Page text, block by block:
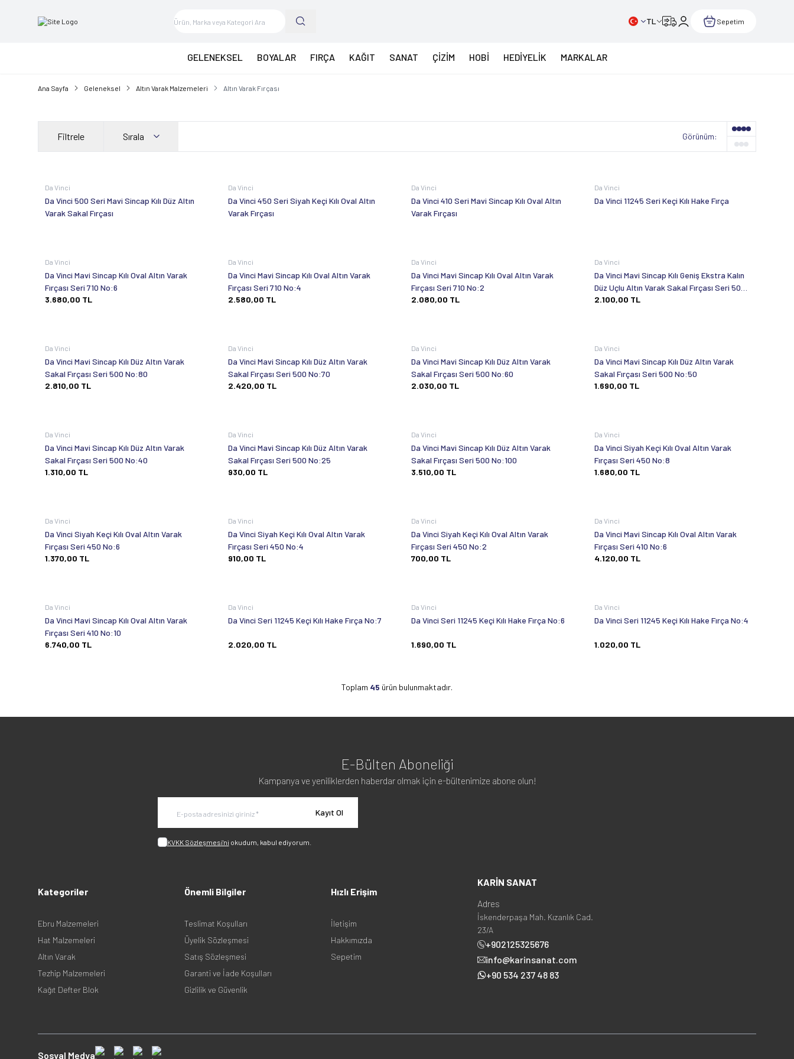
TL Sepetim
GELENEKSEL BOYALAR FIRÇA KAĞIT SANAT ÇİZİM HOBİ HEDİYELİK MARKALAR
Ana Sayfa Geleneksel Altın Varak Malzemeleri Altın Varak Fırçası
Filtrele Sırala Görünüm:
Da Vinci
Da Vinci 500 Seri Mavi Sincap Kılı Düz Altın
Varak Sakal Fırçası
Da Vinci
Da Vinci 450 Seri Siyah Keçi Kılı Oval Altın
Varak Fırçası
Da Vinci
Da Vinci 410 Seri Mavi Sincap Kılı Oval Altın
Varak Fırçası
Da Vinci
Da Vinci 11245 Seri Keçi Kılı Hake Fırça
Da Vinci
Da Vinci Mavi Sincap Kılı Oval Altın Varak
Fırçası Seri 710 No:6
3.680,00 TL
Da Vinci
Da Vinci Mavi Sincap Kılı Oval Altın Varak
Fırçası Seri 710 No:4
2.580,00 TL
Da Vinci
Da Vinci Mavi Sincap Kılı Oval Altın Varak
Fırçası Seri 710 No:2
2.080,00 TL
Da Vinci
Da Vinci Mavi Sincap Kılı Geniş Ekstra Kalın
Düz Uçlu Altın Varak Sakal Fırçası Seri 502
No:50
2.100,00 TL
Da Vinci
Da Vinci Mavi Sincap Kılı Düz Altın Varak
Sakal Fırçası Seri 500 No:80
2.810,00 TL
Da Vinci
Da Vinci Mavi Sincap Kılı Düz Altın Varak
Sakal Fırçası Seri 500 No:70
2.420,00 TL
Da Vinci
Da Vinci Mavi Sincap Kılı Düz Altın Varak
Sakal Fırçası Seri 500 No:60
2.030,00 TL
Da Vinci
Da Vinci Mavi Sincap Kılı Düz Altın Varak
Sakal Fırçası Seri 500 No:50
1.690,00 TL
Da Vinci
Da Vinci Mavi Sincap Kılı Düz Altın Varak
Sakal Fırçası Seri 500 No:40
1.310,00 TL
Da Vinci
Da Vinci Mavi Sincap Kılı Düz Altın Varak
Sakal Fırçası Seri 500 No:25
930,00 TL
Da Vinci
Da Vinci Mavi Sincap Kılı Düz Altın Varak
Sakal Fırçası Seri 500 No:100
3.510,00 TL
Da Vinci
Da Vinci Siyah Keçi Kılı Oval Altın Varak
Fırçası Seri 450 No:8
1.680,00 TL
Da Vinci
Da Vinci Siyah Keçi Kılı Oval Altın Varak
Fırçası Seri 450 No:6
1.370,00 TL
Da Vinci
Da Vinci Siyah Keçi Kılı Oval Altın Varak
Fırçası Seri 450 No:4
910,00 TL
Da Vinci
Da Vinci Siyah Keçi Kılı Oval Altın Varak
Fırçası Seri 450 No:2
700,00 TL
Da Vinci
Da Vinci Mavi Sincap Kılı Oval Altın Varak
Fırçası Seri 410 No:6
4.120,00 TL
Da Vinci
Da Vinci Mavi Sincap Kılı Oval Altın Varak
Fırçası Seri 410 No:10
6.740,00 TL
Da Vinci
Da Vinci Seri 11245 Keçi Kılı Hake Fırça No:7
2.020,00 TL
Da Vinci
Da Vinci Seri 11245 Keçi Kılı Hake Fırça No:6
1.690,00 TL
Da Vinci
Da Vinci Seri 11245 Keçi Kılı Hake Fırça No:4
1.020,00 TL
Toplam 45 ürün bulunmaktadır.
E-Bülten Aboneliği
Kampanya ve yeniliklerden haberdar olmak için e-bültenimize abone olun!
Kayıt Ol
KVKK Sözleşmesi'ni okudum, kabul ediyorum.
Kategoriler
Ebru Malzemeleri
Hat Malzemeleri
Altın Varak
Tezhip Malzemeleri
Kağıt Defter Blok
Önemli Bilgiler
Teslimat Koşulları
Üyelik Sözleşmesi
Satış Sözleşmesi
Garanti ve İade Koşulları
Gizlilik ve Güvenlik
Hızlı Erişim
İletişim
Hakkımızda
Sepetim
KARİN SANAT
Adres
İskenderpaşa Mah. Kızanlık Cad.
23/A
+902125325676
info@karinsanat.com
+90 534 237 48 83
Sosyal Medya